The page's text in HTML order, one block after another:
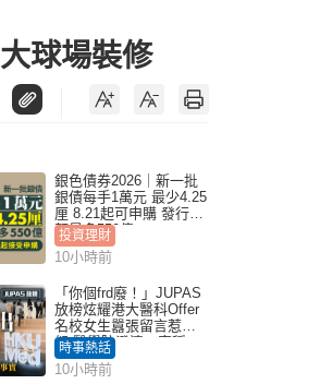
球場裝修
銀色債券2026｜新一批
銀債每手1萬元 最少4.25
厘 8.21起可申購 發行金
額最多550億
投資理財
10小時前
「你個frd廢！」JUPAS
放榜炫耀港大醫科Offer
名校女生囂張留言惹眾
怒 醫學院澄清：宣稱
「40.5分獲錄取」不符事
實｜Juicy叮
時事熱話
10小時前